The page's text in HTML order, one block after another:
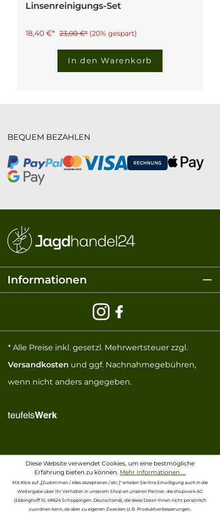
Linsenreinigungs-Set
18,40 €* 23,00 €* (20% gespart)
In den Warenkorb
BEQUEM BEZAHLEN
Informationen
* Alle Preise inkl. gesetzl. Mehrwertsteuer zzgl.
Versandkosten und ggf. Nachnahmegebühren,
wenn nicht anders angegeben.
Diese Website verwendet Cookies, um eine bestmögliche
Erfahrung bieten zu können. Mehr Informationen ...
Mit Klick auf „[Zustimmen / Alles akzeptieren / etc.]“ erteilen Sie Ihre Einwilligung auch in die
Weitergabe über Ihr Verhalten in unserem Shop an unseren Partner, die shopware AG
(Ebbinghoff 10, 48624 Schöppingen, Deutschland), die diese Daten Ihnen nicht persönlich
zuordnen kann, sie aber zu eigenen Zwecken (z.B. Produktverbesserungen,